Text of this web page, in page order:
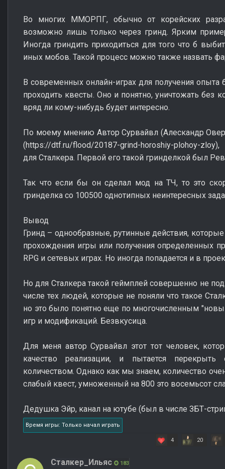
Во многих ММОРПГ, обычно от корейских
возможно лишь только через гринд. Ярким
Иногда гриндить приходиться для того что б
иных мобов. Такой процесс можно также назвать
В современных онлайн-играх для получения
проходить квесты. Оно и понятно, уничтожать без
вряд ли кому-нибудь будет интересно.
По моему мнению Автор Сурвайвл (Алескандр
(https://dtf.ru/flood/20187-grind-horoshiy-plohoy-
для Сталкера. Первой его такой гринделкой был
Так что если бы он сделал мод на ТЧ, то это
гринделка со 100500 однотипных неинтересных
Вывод
Гринд – однообразные, рутинные действия,
прохождения игры или получения определенных
RPG и сетевых играх. Но иногда попадается и в
Но для Сталкера такой геймплей совершенно не
числе тех людей, которые не поняли что такое
но это было понятно еще по многочисленным
игр и модификаций. Безвкусица.
Для меня автор Сурвайвл этот тот человек,
качество реализации, и пытается перекрыть
количеством. Однако как мы знаем, количество
слабый квест, умноженный на 800 это восемьсот
Дедушка Эйр, канал на ютубе (был в числе ЗБТ-
Время игры: Только начал играть
4 20
Сталкер_Ильяс 183